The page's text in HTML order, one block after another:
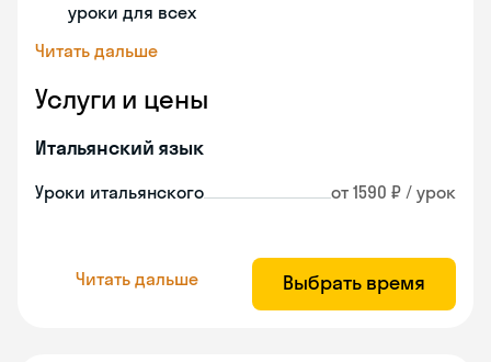
уроки для всех
Читать дальше
Услуги и цены
Итальянский язык
Уроки итальянского от 1590 ₽ / урок
Читать дальше Выбрать время